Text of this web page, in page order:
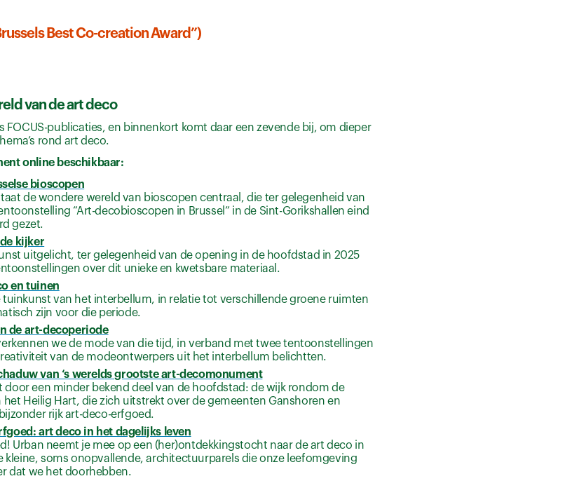
Best Co-creation Award”)
van de art deco
FOCUS-publicaties, en binnenkort komt daar een zevende bij, om dieper
rond art deco.
online beschikbaar:
bioscopen
de wondere wereld van bioscopen centraal, die ter gelegenheid van
“Art-decobioscopen in Brussel” in de Sint-Gorikshallen eind
gezet.
de kijker
uitgelicht, ter gelegenheid van de opening in de hoofdstad in 2025
over dit unieke en kwetsbare materiaal.
en tuinen
tuinkunst van het interbellum, in relatie tot verschillende groene ruimten
zijn voor die periode.
de art-decoperiode
we de mode van die tijd, in verband met twee tentoonstellingen
van de modeontwerpers uit het interbellum belichtten.
van ‘s werelds grootste art-decomonument
door een minder bekend deel van de hoofdstad: de wijk rondom de
het Heilig Hart, die zich uitstrekt over de gemeenten Ganshoren en
rijk art-deco-erfgoed.
art deco in het dagelijks leven
Urban neemt je mee op een (her)ontdekkingstocht naar de art deco in
kleine, soms onopvallende, architectuurparels die onze leefomgeving
dat we het doorhebben.